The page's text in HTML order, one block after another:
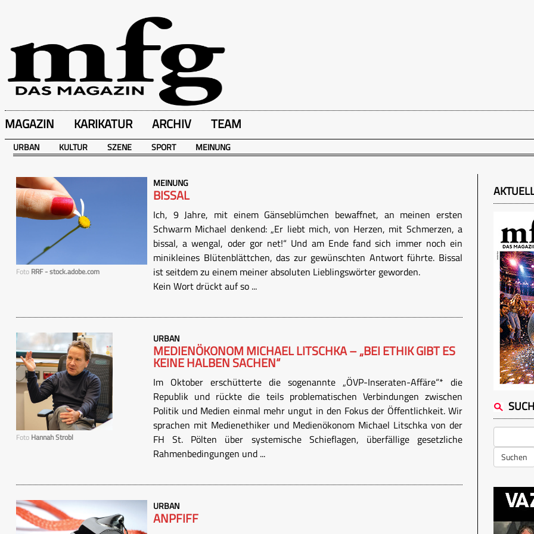
MAGAZIN KARIKATUR ARCHIV TEAM
URBAN KULTUR SZENE SPORT MEINUNG
Foto RRF - stock.adobe.com
MEINUNG
BISSAL
Ich, 9 Jahre, mit einem Gänseblümchen bewaffnet, an meinen ersten
Schwarm Michael denkend: „Er liebt mich, von Herzen, mit Schmerzen, a
bissal, a wengal, oder gor net!“ Und am Ende fand sich immer noch ein
minikleines Blütenblättchen, das zur gewünschten Antwort führte. Bissal
ist seitdem zu einem meiner absoluten Lieblingswörter geworden.
Kein Wort drückt auf so ...
Foto Hannah Strobl
URBAN
MEDIENÖKONOM MICHAEL LITSCHKA – „BEI ETHIK GIBT ES
KEINE HALBEN SACHEN“
Im Oktober erschütterte die sogenannte „ÖVP-Inseraten-Affäre“* die
Republik und rückte die teils problematischen Verbindungen zwischen
Politik und Medien einmal mehr ungut in den Fokus der Öffentlichkeit. Wir
sprachen mit Medienethiker und Medienökonom Michael Litschka von der
FH St. Pölten über systemische Schieflagen, überfällige gesetzliche
Rahmenbedingungen und ...
URBAN
ANPFIFF
Suchen